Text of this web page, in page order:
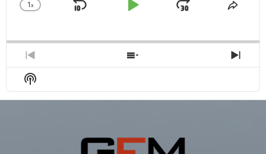
Change
1x
Skip
Play
Jump
Share
Previous
Episode
Show
Episodes
Next
Show
Podcast
Information